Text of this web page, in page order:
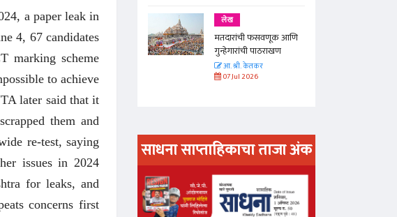
a paper leak in
4, 67 candidates
marking scheme
to achieve
later said that it
them and
re-test, saying
issues in 2024
for leaks, and
concerns first
लेख
मतदारांची फसवणूक आणि
गुन्हेगारांची पाठराखण
आ. श्री. केतकर
07 Jul 2026
लेख
मतदारांची फसवणूक आणि
गुन्हेगारांची पाठराखण
आ. श्री. केतकर
07 Jul 2026
साधना साप्ताहिकाचा ताजा अंक
येथे क्लिक करा..